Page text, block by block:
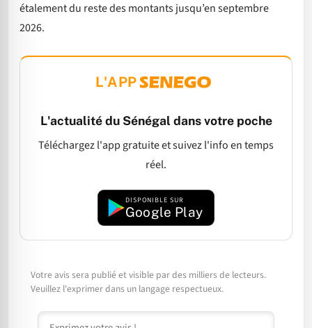
étalement du reste des montants jusqu’en septembre
2026.
L'APP
L'actualité du Sénégal dans votre poche
Téléchargez l'app gratuite et suivez l'info en temps
réel.
DISPONIBLE SUR
Google Play
Votre avis sera publié et visible par des milliers de lecteurs.
Veuillez l'exprimer dans un langage respectueux.
Commentaire